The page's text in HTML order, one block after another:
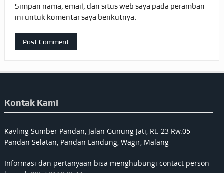
Simpan nama, email, dan situs web saya pada peramban
ini untuk komentar saya berikutnya.
Kontak Kami
Kavling Sumber Pandan, Jalan Gunung Jati, Rt. 23 Rw.05
Pandan Selatan, Pandan Landung, Wagir, Malang
Informasi dan pertanyaan bisa menghubungi contact person